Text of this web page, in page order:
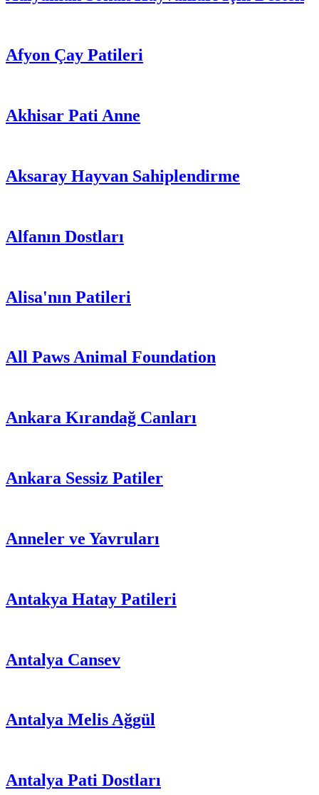
Afyon Çay Patileri
Akhisar Pati Anne
Aksaray Hayvan Sahiplendirme
Alfanın Dostları
Alisa'nın Patileri
All Paws Animal Foundation
Ankara Kırandağ Canları
Ankara Sessiz Patiler
Anneler ve Yavruları
Antakya Hatay Patileri
Antalya Cansev
Antalya Melis Ağgül
Antalya Pati Dostları